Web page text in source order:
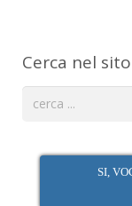
Cerca nel sito
SI,